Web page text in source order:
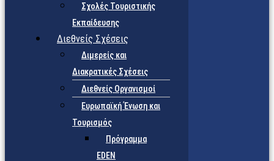
Σχολές Τουριστικής
Εκπαίδευσης
Διεθνείς Σχέσεις
Διμερείς και
Διακρατικές Σχέσεις
Διεθνείς Οργανισμοί
Ευρωπαϊκή Ένωση και
Τουρισμός
Πρόγραμμα
EDEN